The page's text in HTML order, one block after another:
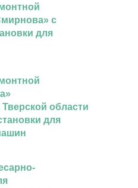
с
для
области
для